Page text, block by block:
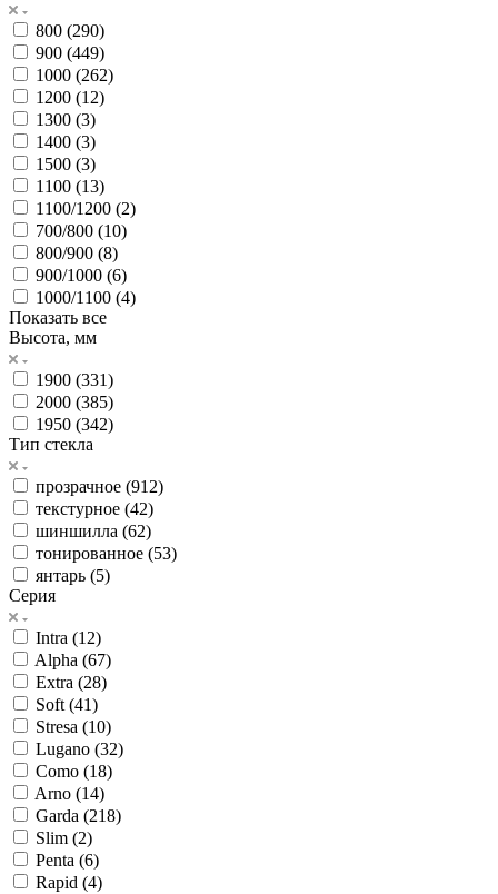
800 (290)
900 (449)
1000 (262)
1200 (12)
1300 (3)
1400 (3)
1500 (3)
1100 (13)
1100/1200 (2)
700/800 (10)
800/900 (8)
900/1000 (6)
1000/1100 (4)
Показать все
Высота, мм
1900 (331)
2000 (385)
1950 (342)
Тип стекла
прозрачное (912)
текстурное (42)
шиншилла (62)
тонированное (53)
янтарь (5)
Серия
Intra (12)
Alpha (67)
Extra (28)
Soft (41)
Stresa (10)
Lugano (32)
Como (18)
Arno (14)
Garda (218)
Slim (2)
Penta (6)
Rapid (4)